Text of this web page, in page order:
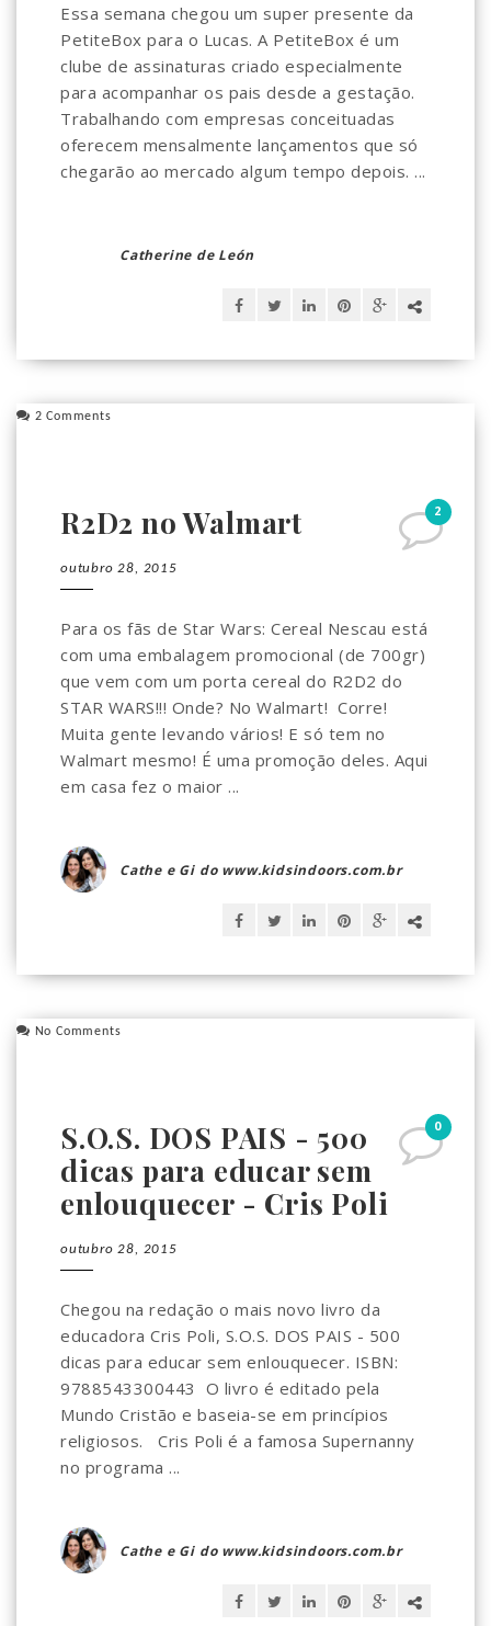
Essa semana chegou um super presente da
PetiteBox para o Lucas. A PetiteBox é um
clube de assinaturas criado especialmente
para acompanhar os pais desde a gestação.
Trabalhando com empresas conceituadas
oferecem mensalmente lançamentos que só
chegarão ao mercado algum tempo depois. ...
Catherine de León
2 Comments
2
R2D2 no Walmart
outubro 28, 2015
Para os fãs de Star Wars: Cereal Nescau está
com uma embalagem promocional (de 700gr)
que vem com um porta cereal do R2D2 do
STAR WARS!!! Onde? No Walmart! Corre!
Muita gente levando vários! E só tem no
Walmart mesmo! É uma promoção deles. Aqui
em casa fez o maior ...
Cathe e Gi do www.kidsindoors.com.br
No Comments
0
S.O.S. DOS PAIS - 500
dicas para educar sem
enlouquecer - Cris Poli
outubro 28, 2015
Chegou na redação o mais novo livro da
educadora Cris Poli, S.O.S. DOS PAIS - 500
dicas para educar sem enlouquecer. ISBN:
9788543300443 O livro é editado pela
Mundo Cristão e baseia-se em princípios
religiosos. Cris Poli é a famosa Supernanny
no programa ...
Cathe e Gi do www.kidsindoors.com.br